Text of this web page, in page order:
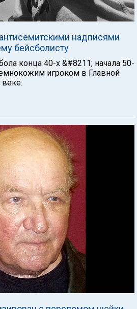
надписями
бейсболисту
конца 40-х &#8211; начала 50-
игроком в Главной
веке.